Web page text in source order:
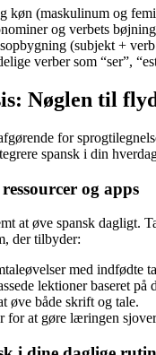
køn (maskulinum og
og verbets
(subjekt +
verber som “ser”,
Nøglen til
for
spansk i din
og apps
at øve spansk dagligt.
der tilbyder:
med indfødte
lektioner baseret på
øve både skrift og tale.
for at gøre læringen